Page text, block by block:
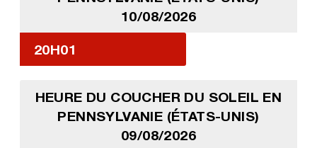
10/08/2026
20H01
HEURE DU COUCHER DU SOLEIL EN
PENNSYLVANIE (ÉTATS-UNIS)
09/08/2026